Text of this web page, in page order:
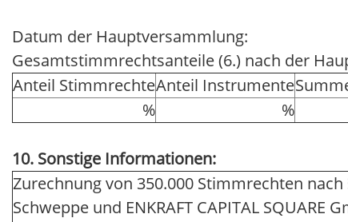
Datum der Hauptversammlung:
Gesamtstimmrechtsanteile (6.) nach der
Anteil StimmrechteAnteil Instrumente
%
%
10. Sonstige Informationen:
Zurechnung von 350.000 Stimmrechten
Schweppe und ENKRAFT CAPITAL SQUARE